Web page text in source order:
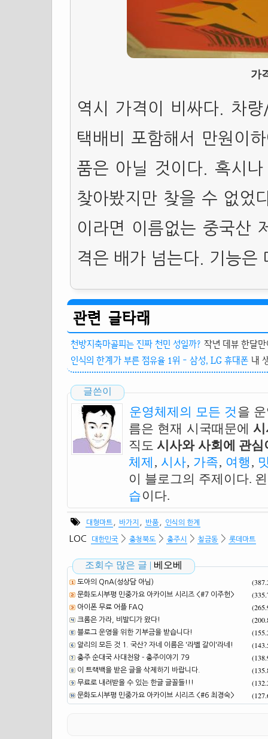
가
역시 가격이 비싸다. 차
택배비 포함해서 만원이
품은 아닐 것이다. 혹시
찾아봤지만 찾을 수 없었
이라면 이름없는 중국산
격은 배가 넘는다. 기능은
관련 글타래
천방지축마골피는 진짜 천민 성일까? 작년 데뷰 한달
인식의 한계가 부른 점유율 1위 - 삼성, LG 휴대폰 내
글쓴이
운영체제의 모든 것 을
름은 현재 시국때문에
직도 시사와 사회에 관
체제 , 시사, 가족, 여행 ,
이 블로그의 주제이다.
습이다.
대형마트 바가지 반품 인식의 한계
LOC 대한민국 > 충청북도 > 충주시 > 칠금동 > 롯데마트
조회수 많은 글 | 베오베
도아의 QnA(성상담 아님)
문화도시부평 민중가요 아카이브 시리즈 <#7 이주헌>
아이폰 무료 어플 FAQ
크롬은 가라, 비발디가 왔다!
블로그 운영을 위한 기부금을 받습니다!
알리의 모든 것 1. 국산? 자네 이름은 '라벨 갈이'라네!
충주 순대국 사대천왕 - 충주이야기 79
이 트랙백을 받은 글을 삭제하기 바랍니다.
무료로 내려받을 수 있는 한글 글꼴들!!!
문화도시부평 민중가요 아카이브 시리즈 <#6 최경숙>